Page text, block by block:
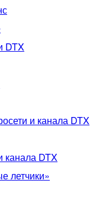
DTX
и канала DTX
канала DTX
летчики»